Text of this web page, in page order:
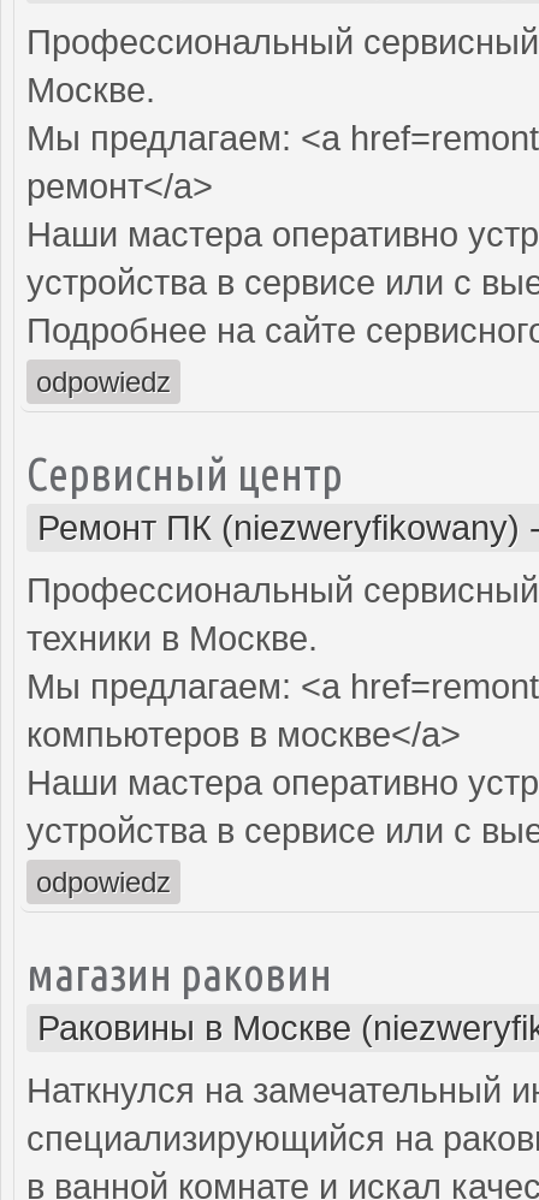
Профессиональный
Москве.
Мы предлагаем: <a
ремонт</a>
Наши мастера оперативно
устройства в сервисе или с
Подробнее на сайте
odpowiedz
Сервисный центр
Ремонт ПК (niezweryfikowany)
Профессиональный
техники в Москве.
Мы предлагаем: <a
компьютеров в москве</a>
Наши мастера оперативно
устройства в сервисе или с
odpowiedz
магазин раковин
Раковины в Москве
Наткнулся на замечательный
специализирующийся на
в ванной комнате и искал